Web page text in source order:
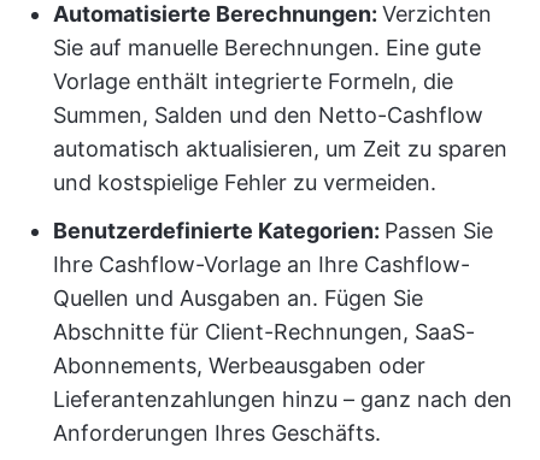
Automatisierte Berechnungen: Verzichten
Sie auf manuelle Berechnungen. Eine gute
Vorlage enthält integrierte Formeln, die
Summen, Salden und den Netto-Cashflow
automatisch aktualisieren, um Zeit zu sparen
und kostspielige Fehler zu vermeiden.
Benutzerdefinierte Kategorien: Passen Sie
Ihre Cashflow-Vorlage an Ihre Cashflow-
Quellen und Ausgaben an. Fügen Sie
Abschnitte für Client-Rechnungen, SaaS-
Abonnements, Werbeausgaben oder
Lieferantenzahlungen hinzu – ganz nach den
Anforderungen Ihres Geschäfts.